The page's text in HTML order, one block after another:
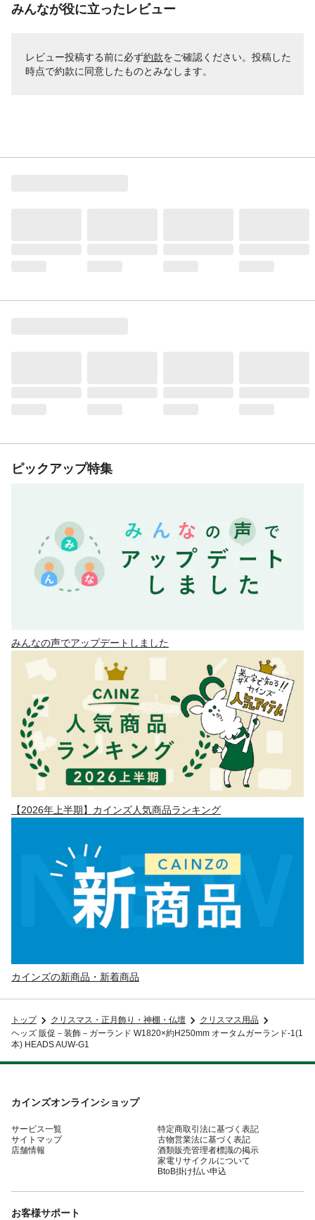
みんなが役に立ったレビュー
レビュー投稿する前に必ず約款をご確認ください。投稿した
時点で約款に同意したものとみなします。
ピックアップ特集
みんなの声でアップデートしました
【2026年上半期】カインズ人気商品ランキング
カインズの新商品・新着商品
トップ クリスマス・正月飾り・神棚・仏壇
クリスマス用品
ヘッズ 販促－装飾－ガーランド W1820×約H250mm オータムガーランド-1(1
本) HEADS AUW-G1
カインズオンラインショップ
サービス一覧
サイトマップ
店舗情報
特定商取引法に基づく表記
古物営業法に基づく表記
酒類販売管理者標識の掲示
家電リサイクルについて
BtoB掛け払い申込
お客様サポート